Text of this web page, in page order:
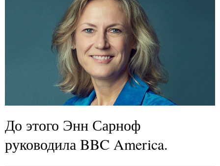
До этого Энн Сарноф
руководила BBC America.